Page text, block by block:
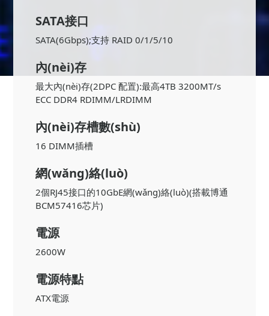
SATA接口
SATA(6Gbps);支持 RAID 0/1/5/10
內(nèi)存
最大內(nèi)存(2DPC 配置):最高4TB 3200MT/s
ECC DDR4 RDIMM/LRDIMM
內(nèi)存槽數(shù)
16 DIMM插槽
網(wǎng)絡(luò)
2個RJ45接口的10GbE網(wǎng)絡(luò)(搭載博通
BCM57416芯片)
電源
2600W
電源特點
ATX電源